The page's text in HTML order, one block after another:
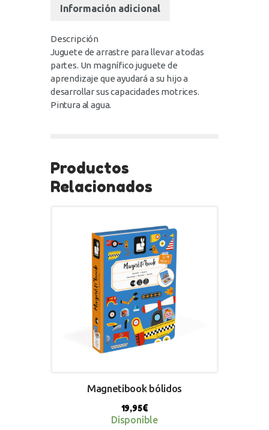
Información adicional
Descripción
Juguete de arrastre para llevar a todas
partes. Un magnífico juguete de
aprendizaje que ayudará a su hijo a
desarrollar sus capacidades motrices.
Pintura al agua.
Productos
Relacionados
Magnetibook bólidos
19,95€
Disponible